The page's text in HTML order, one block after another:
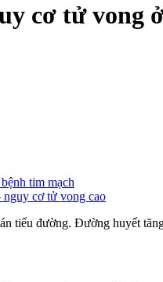
cơ tử vong
tim mạch
cơ tử vong cao
tiểu đường. Đường huyết